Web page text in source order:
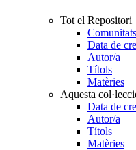
Tot el Repositori
Data de
Autor/a
Títols
Matèries
Aquesta
Data de
Autor/a
Títols
Matèries